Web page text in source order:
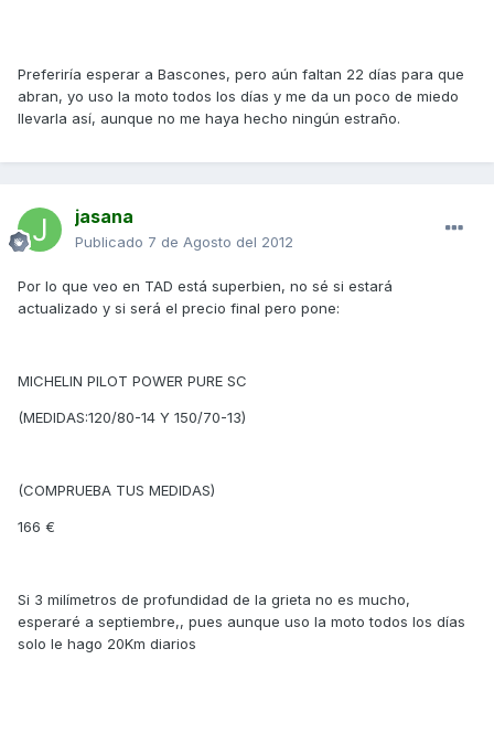
Preferiría esperar a Bascones, pero aún faltan 22 días para que
abran, yo uso la moto todos los días y me da un poco de miedo
llevarla así, aunque no me haya hecho ningún estraño.
jasana
Publicado 7 de Agosto del 2012
Por lo que veo en TAD está superbien, no sé si estará
actualizado y si será el precio final pero pone:
MICHELIN PILOT POWER PURE SC
(MEDIDAS:120/80-14 Y 150/70-13)
(COMPRUEBA TUS MEDIDAS)
166 €
Si 3 milímetros de profundidad de la grieta no es mucho,
esperaré a septiembre,, pues aunque uso la moto todos los días
solo le hago 20Km diarios